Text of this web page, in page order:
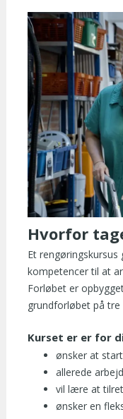
Hvorfor
Et
kompetencer til at
Forløbet er
grundforløbet på tre
Kurset er er for
ønsker at
allerede
vil lære at
ønsker en